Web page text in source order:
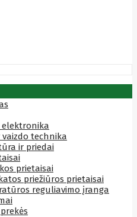
vaizdo technika
ir priedai
prietaisai
priežiūros prietaisai
reguliavimo įranga